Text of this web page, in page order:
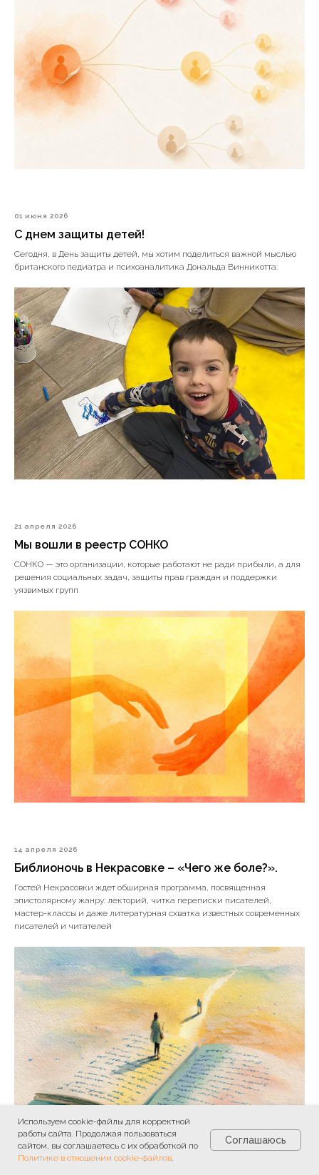
01 июня 2026
С днем защиты детей!
Сегодня, в День защиты детей, мы хотим поделиться важной мыслью
британского педиатра и психоаналитика Дональда Винникотта:
21 апреля 2026
Мы вошли в реестр СОНКО
СОНКО — это организации, которые работают не ради прибыли, а для
решения социальных задач, защиты прав граждан и поддержки
уязвимых групп
14 апреля 2026
Библионочь в Некрасовке – «Чего же боле?».
Гостей Некрасовки ждет обширная программа, посвященная
эпистолярному жанру: лекторий, читка переписки писателей,
мастер-классы и даже литературная схватка известных современных
писателей и читателей
Используем cookie-файлы для корректной
работы сайта. Продолжая пользоваться
сайтом, вы соглашаетесь с их обработкой по
Политике в отношении cookie-файлов.
Соглашаюсь